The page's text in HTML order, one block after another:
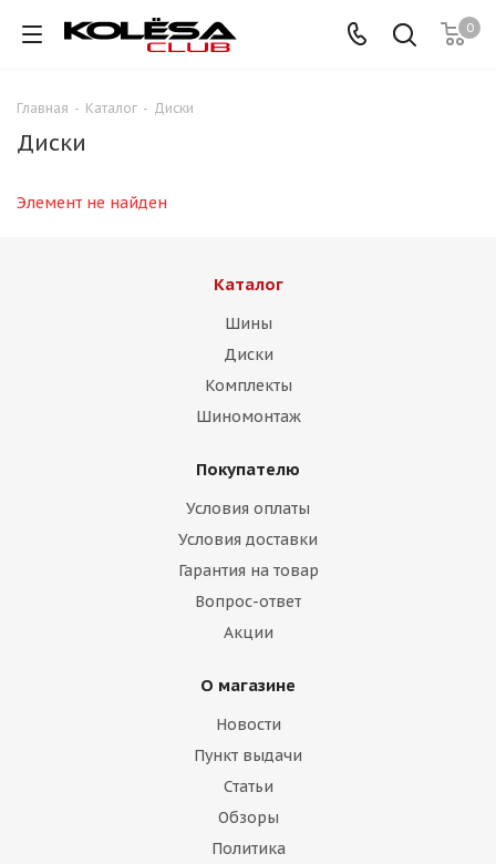
0
Главная - Каталог - Диски
Диски
Элемент не найден
Каталог
Шины
Диски
Комплекты
Шиномонтаж
Покупателю
Условия оплаты
Условия доставки
Гарантия на товар
Вопрос-ответ
Акции
О магазине
Новости
Пункт выдачи
Статьи
Обзоры
Политика